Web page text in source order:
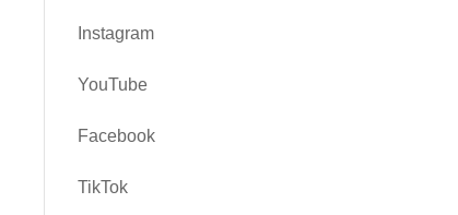
Instagram
YouTube
Facebook
TikTok